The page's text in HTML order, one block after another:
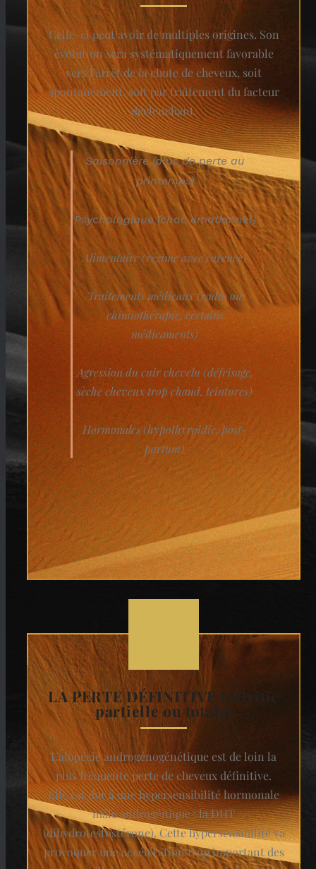
Celle-ci peut avoir de multiples origines. Son
évolution sera systématiquement favorable
vers l’arrêt de la chute de cheveux, soit
spontanément, soit par traitement du facteur
déclenchant.
Saisonnière (plus de perte au
printemps)
Psychologique (choc émotionnel)
Alimentaire (régime avec carence)
Traitements médicaux (radio ou
chimiothérapie, certains
médicaments)
Agression du cuir chevelu (défrisage,
sèche cheveux trop chaud, teintures)
Hormonales (hypothyroidie, post-
partum)
LA PERTE DÉFINITIVE (calvitie
partielle ou totale)
L’alopécie androgénogénétique est de loin la
plus fréquente perte de cheveux définitive.
Elle est dur à une hypersensibilité hormonale
mâle androgénique : la DHT
(dihydrotestostérone). Cette hypersensibilité va
provoquer une accélération trop important des